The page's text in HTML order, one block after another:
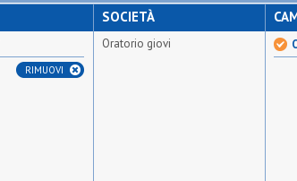
RIMUOVI
SOCIETÀ
Oratorio giovi